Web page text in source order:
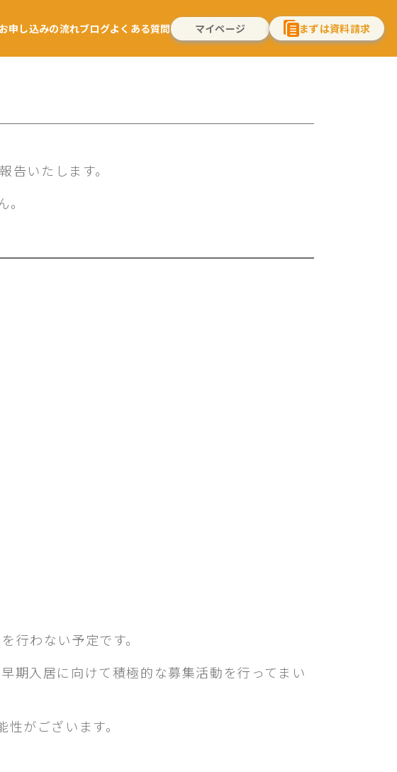
お申し込みの流れブログよくある質問 マイページ まずは資料請求
いたします。
行わない予定です。
期入居に向けて積極的な募集活動を行ってまい
がございます。